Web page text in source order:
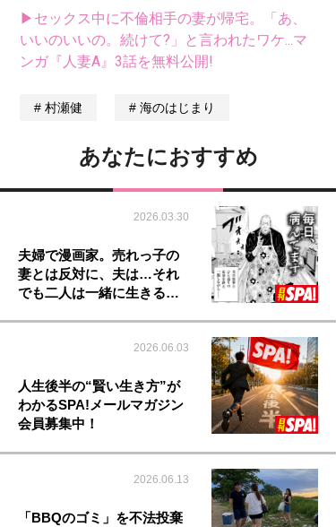
▶セックス中に不倫相手の妻が帰宅。「あ、
いいのいいの。続けて?」と言われたワケ...マ
ンガ『人妻A』3話を無料公開!
村瀬健 海のはじまり
あなたにおすすめ
2026.03.30
夫婦で漫画家。売れっ子の
妻とは反対に、夫は…それ
でも二人は一緒に生きる…
2026.06.03
人生後半の“賢い生き方”が
わかるSPA!メールマガジン
会員募集中！
2026.06.13
「BBQのゴミ」を不法投棄